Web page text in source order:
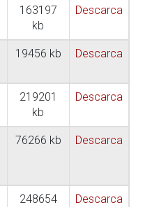
163197
kb
Descarca
19456 kb Descarca
219201
kb
Descarca
76266 kb Descarca
248654
Descarca